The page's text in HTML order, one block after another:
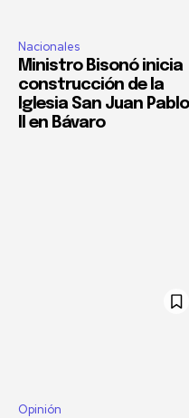
Nacionales
Ministro Bisonó inicia
construcción de la
Iglesia San Juan Pablo
II en Bávaro
Opinión